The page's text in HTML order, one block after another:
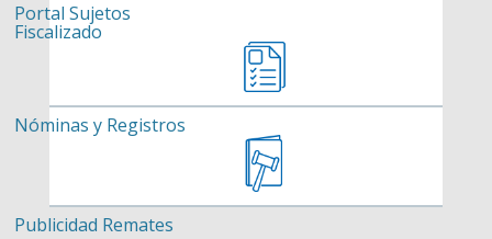
Portal Sujetos
Fiscalizado
Nóminas y Registros
Publicidad Remates